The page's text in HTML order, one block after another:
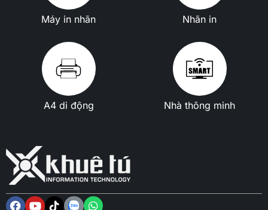
Máy in nhãn Nhãn in
A4 di động Nhà thông minh